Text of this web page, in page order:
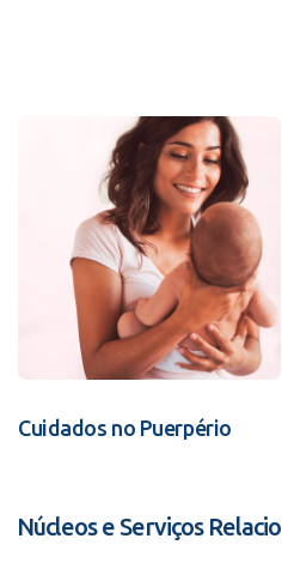
Cuidados no Puerpério
Núcleos e Serviços